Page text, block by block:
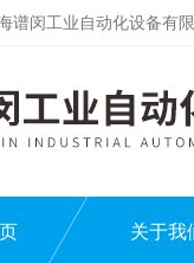
谱闵工业自动化设备有
关于我